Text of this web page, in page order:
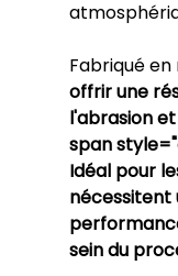
Fabriqué
offrir une
l'abrasion
span
Idéal pour
nécessitent
sein du